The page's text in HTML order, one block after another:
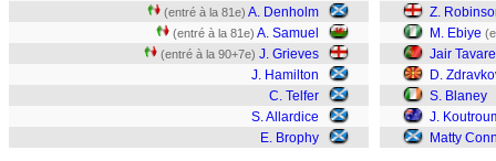
(entré à la 81e) A. Denholm
(entré à la 81e) A. Samuel
(entré à la 90+7e) J. Grieves
J. Hamilton
C. Telfer
S. Allardice
E. Brophy
Z.
M. Ebiye
Jair
D.
S. Blaney
J.
Matty